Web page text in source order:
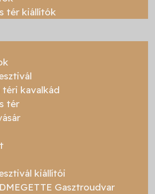
tér kiállítók
téri kavalkád
tér
kiállítói
Gasztroudvar